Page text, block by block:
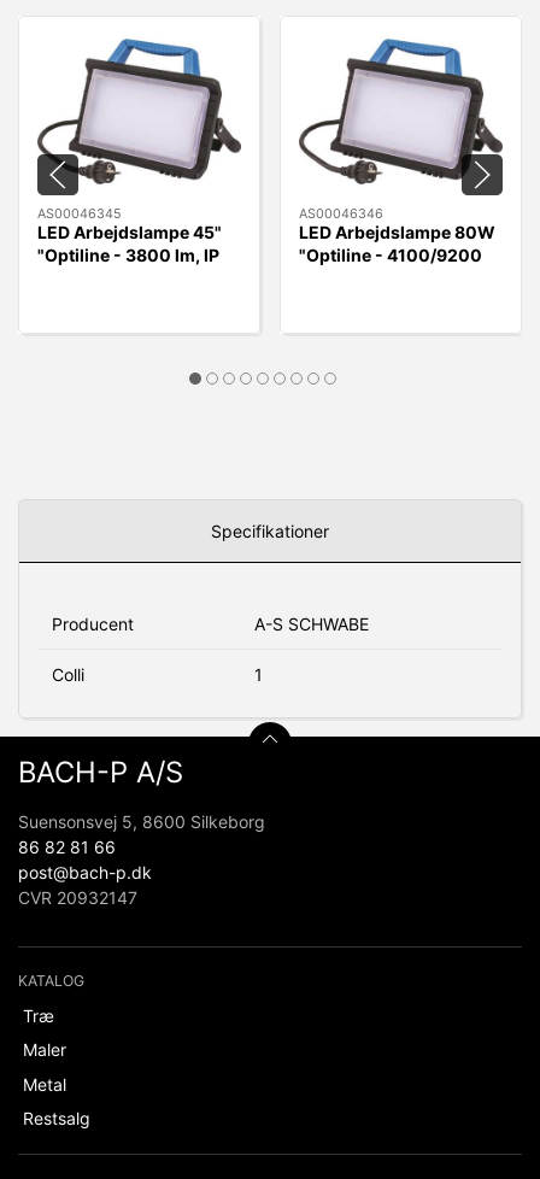
AS00046345
LED Arbejdslampe 45"
"Optiline - 3800 lm, IP
AS00046346
LED Arbejdslampe 80W
"Optiline - 4100/9200
Specifikationer
Producent A-S SCHWABE
Colli 1
BACH-P A/S
Suensonsvej 5, 8600 Silkeborg
86 82 81 66
post@bach-p.dk
CVR 20932147
KATALOG
Træ
Maler
Metal
Restsalg